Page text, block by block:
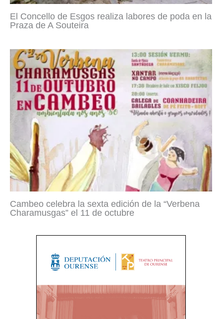
El Concello de Esgos realiza labores de poda en la
Praza de A Souteira
Cambeo celebra la sexta edición de la “Verbena
Charamusgas” el 11 de octubre